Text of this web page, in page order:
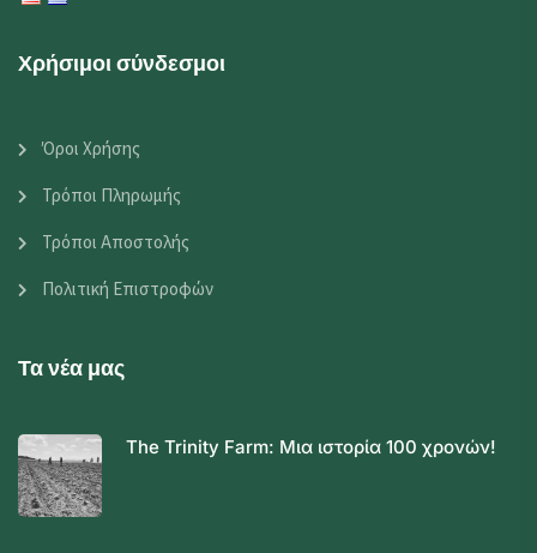
Χρήσιμοι σύνδεσμοι
Όροι Χρήσης
Τρόποι Πληρωμής
Τρόποι Αποστολής
Πολιτική Επιστροφών
Τα νέα μας
The Trinity Farm: Μια ιστορία 100 χρονών!